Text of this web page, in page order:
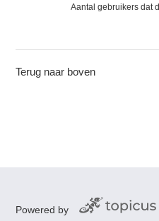
Aantal gebruikers dat
Terug naar boven
Powered by